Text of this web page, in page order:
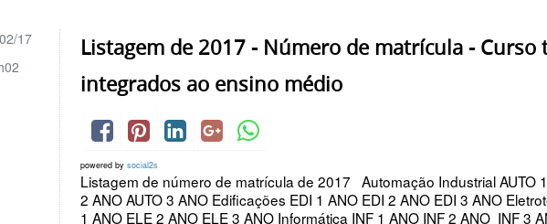
Listagem de 2017 - Número de matrícula - Curso
integrados ao ensino médio
powered bysocial2s
Listagem de número de matrícula de 2017 Automação Industrial AUTO
2 ANO AUTO 3 ANO Edificações EDI 1 ANO EDI 2 ANO EDI 3 ANO
1 ANO ELE 2 ANO ELE 3 ANO Informática INF 1 ANO INF 2 ANO INF 3
17